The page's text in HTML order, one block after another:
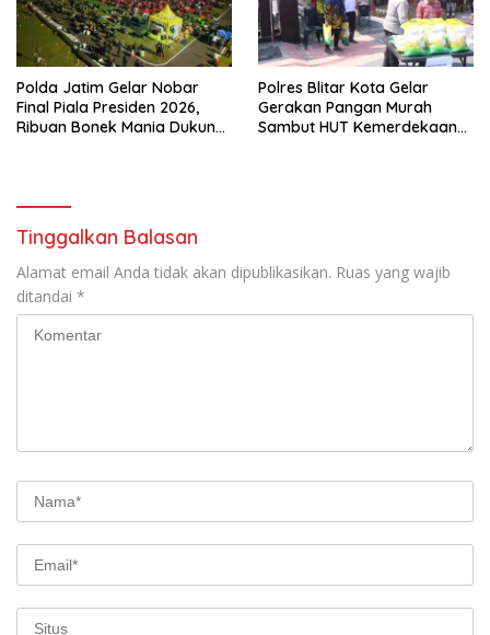
Polda Jatim Gelar Nobar
Final Piala Presiden 2026,
Ribuan Bonek Mania Dukung
Polres Blitar Kota Gelar
Gerakan Pangan Murah
Sambut HUT Kemerdekaan
Tinggalkan Balasan
Alamat email Anda tidak akan dipublikasikan. Ruas yang wajib
ditandai *